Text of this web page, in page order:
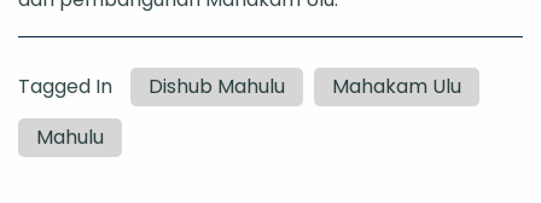
Tagged In Dishub Mahulu
Mahakam Ulu
Mahulu